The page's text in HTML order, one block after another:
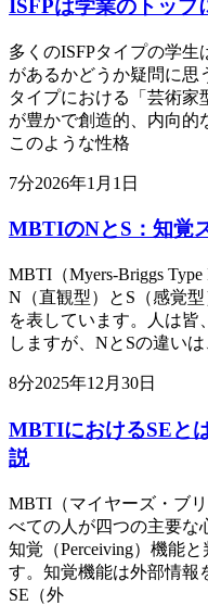
ISFPは学業のトップ
多くのISFPタイプの学
があるかどうか疑問に思
タイプにおける「芸術家
が豊かで創造的、内向的
このような性格
7分2026年1月1日
MBTIのNとS：知覚
MBTI（Myers-Briggs
N（直観型）とS（感覚
を表しています。人は皆
しますが、NとSの違い
8分2025年12月30日
MBTIにおけるSEと
説
MBTI（マイヤーズ・ブ
べての人が四つの主要な
知覚（Perceiving）機能
す。知覚機能は外部情報
SE（外